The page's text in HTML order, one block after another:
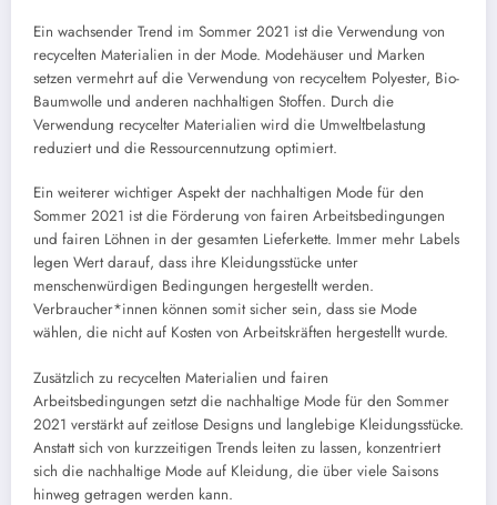
Ein wachsender Trend im Sommer 2021 ist die Verwendung von
recycelten Materialien in der Mode. Modehäuser und Marken
setzen vermehrt auf die Verwendung von recyceltem Polyester, Bio-
Baumwolle und anderen nachhaltigen Stoffen. Durch die
Verwendung recycelter Materialien wird die Umweltbelastung
reduziert und die Ressourcennutzung optimiert.
Ein weiterer wichtiger Aspekt der nachhaltigen Mode für den
Sommer 2021 ist die Förderung von fairen Arbeitsbedingungen
und fairen Löhnen in der gesamten Lieferkette. Immer mehr Labels
legen Wert darauf, dass ihre Kleidungsstücke unter
menschenwürdigen Bedingungen hergestellt werden.
Verbraucher*innen können somit sicher sein, dass sie Mode
wählen, die nicht auf Kosten von Arbeitskräften hergestellt wurde.
Zusätzlich zu recycelten Materialien und fairen
Arbeitsbedingungen setzt die nachhaltige Mode für den Sommer
2021 verstärkt auf zeitlose Designs und langlebige Kleidungsstücke.
Anstatt sich von kurzzeitigen Trends leiten zu lassen, konzentriert
sich die nachhaltige Mode auf Kleidung, die über viele Saisons
hinweg getragen werden kann.